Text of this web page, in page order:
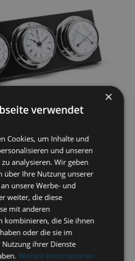
in
diversity. A vast array of colors, scents, shapes,
Experiencing nature with all your senses also
BARIGO instruments are the companions that
with all the information they need for
As an intelligent extension of one’s perception,
technology, enhance safety potential and
lovers.
×
verwendet
Cookies, um Inhalte und
und unseren
analysieren. Wir geben
über Ihre Nutzung unserer
unsere Werbe- und
weiter, die diese
mit anderen
kombinieren, die Sie ihnen
oder die sie im
Nutzung ihrer Dienste
Weitere Informationen